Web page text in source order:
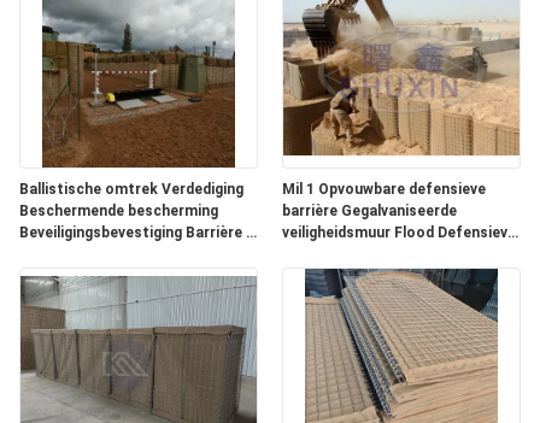
Ballistische omtrek Verdediging
Beschermende bescherming
Beveiligingsbevestiging Barrière 5
Zand Gevuld Voor
overstromingen Beveiligingsmuur
Mil 1 Opvouwbare defensieve
barrière Gegalvaniseerde
veiligheidsmuur Flood Defensieve
bastion